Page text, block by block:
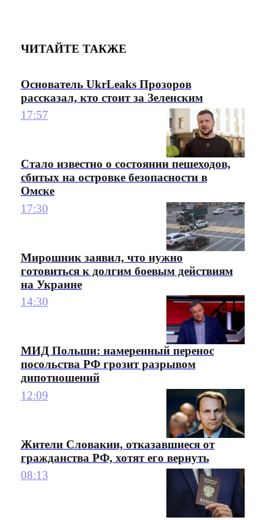
ЧИТАЙТЕ ТАКЖЕ
Основатель UkrLeaks Прозоров
рассказал, кто стоит за Зеленским
17:57
Стало известно о состоянии пешеходов,
сбитых на островке безопасности в
Омске
17:30
Мирошник заявил, что нужно
готовиться к долгим боевым действиям
на Украине
14:30
МИД Польши: намеренный перенос
посольства РФ грозит разрывом
дипотношений
12:09
Жители Словакии, отказавшиеся от
гражданства РФ, хотят его вернуть
08:13